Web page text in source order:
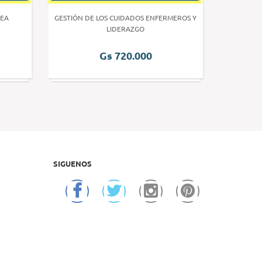
GESTIÓN DE LOS CUIDADOS ENFERMEROS Y
LIDERAZGO
Gs 720.000
SIGUENOS